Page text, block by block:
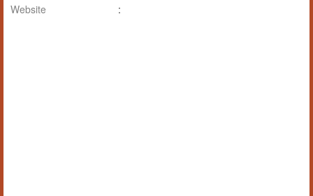
Website
: